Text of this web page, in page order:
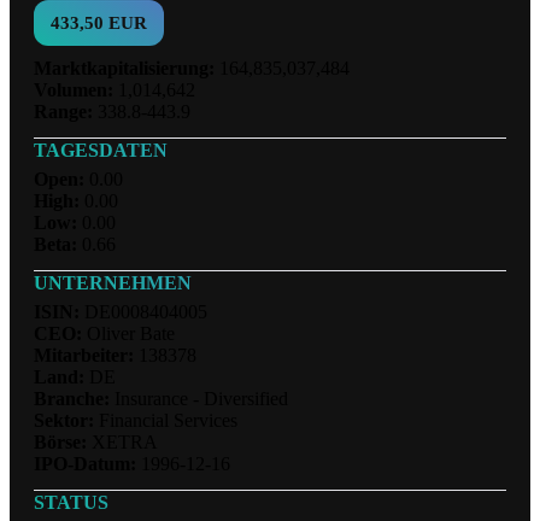
433,50 EUR
TAGESDATEN
UNTERNEHMEN
STATUS